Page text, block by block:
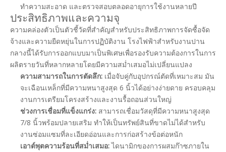
ทำความสะอาด และตรวจสอบตลอดอายุการใช้งานหลายปี
ประสิทธิภาพและความจุ
ความคล่องตัวเป็นตัวชี้วัดที่สำคัญสำหรับประสิทธิภาพการจัดซื้อจัด
จ้างและความยืดหยุ่นในการปฏิบัติงาน โรงไฟฟ้าสำหรับงานปาน
กลางนี้ได้รับการออกแบบมาเป็นพิเศษเพื่อรองรับความต้องการในการ
ผลิตรายวันที่หลากหลายโดยมีความสม่ำเสมอไม่เปลี่ยนแปลง
ความสามารถในการตัดลึก: เมื่อจับคู่กับอุปกรณ์ตัดที่เหมาะสม มัน
จะเฉือนเหล็กที่มีความหนาสูงสุด 6 นิ้วได้อย่างง่ายดาย ครอบคลุม
งานการเตรียมโครงสร้างและงานรื้อถอนส่วนใหญ่
ช่วงการเชื่อมที่แข็งแกร่ง: สามารถเชื่อมวัสดุที่มีความหนาสูงสุด
7/8 นิ้วพร้อมปลายเสริม ทำให้เป็นทรัพย์สินที่ขาดไม่ได้สำหรับ
งานซ่อมแซมที่ละเอียดอ่อนและการก่อสร้างข้อต่อหนัก
เอาต์พุตความร้อนที่สม่ำเสมอ:ไดนามิกของการผสมก๊าซภายใน